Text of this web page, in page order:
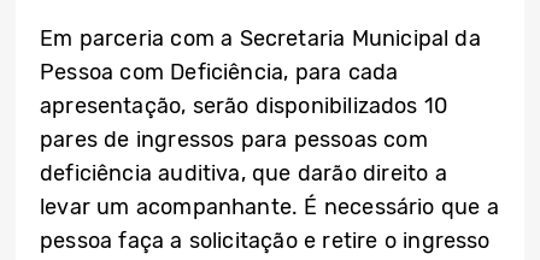
Em parceria com a Secretaria Municipal da
Pessoa com Deficiência, para cada
apresentação, serão disponibilizados 10
pares de ingressos para pessoas com
deficiência auditiva, que darão direito a
levar um acompanhante. É necessário que a
pessoa faça a solicitação e retire o ingresso